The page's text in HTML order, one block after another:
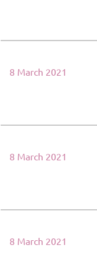
8 March 2021
8 March 2021
8 March 2021